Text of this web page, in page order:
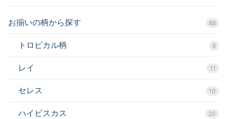
お揃いの柄から探す 88
トロピカル柄 6
レイ 11
セレス 10
ハイビスカス 20